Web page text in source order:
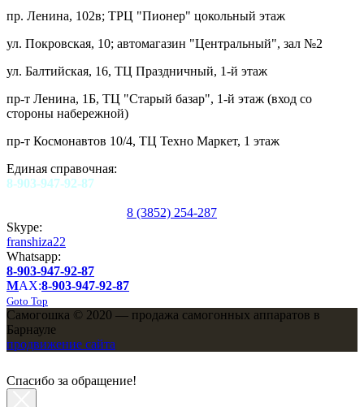
пр. Ленина, 102в; ТРЦ "Пионер" цокольный этаж
ул. Покровская, 10; автомагазин "Центральный", зал №2
ул. Балтийская, 16, ТЦ Праздничный, 1-й этаж
пр-т Ленина, 1Б, ТЦ "Старый базар", 1-й этаж (вход со
стороны набережной)
пр-т Космонавтов 10/4, ТЦ Техно Маркет, 1 этаж
Единая справочная:
8-903-947-92-87
8 (3852) 254-287
Skype:
franshiza22
Whatsapp:
8-903-947-92-87
MAX:8-903-947-92-87
Goto Top
Самогошка © 2020 — продажа самогонных аппаратов в
Барнауле
продвижение сайта
Спасибо за обращение!